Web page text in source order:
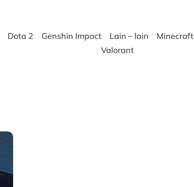
Dota 2 Genshin Impact Lain – lain Minecraft
Valorant